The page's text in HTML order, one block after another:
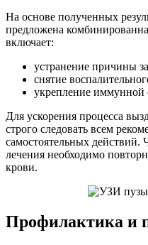
На основе полученных
предложена
включает:
устранение причины
снятие
укрепление иммунной
Для ускорения процесса
строго следовать всем
самостоятельных действий.
лечения необходимо
крови.
Профилактика и